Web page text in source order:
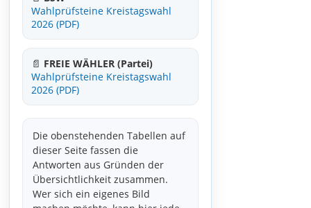
Wahlprüfsteine Kreistagswahl
2026 (PDF)
📄 FREIE WÄHLER (Partei)
Wahlprüfsteine Kreistagswahl
2026 (PDF)
Die obenstehenden Tabellen auf
dieser Seite fassen die
Antworten aus Gründen der
Übersichtlichkeit zusammen.
Wer sich ein eigenes Bild